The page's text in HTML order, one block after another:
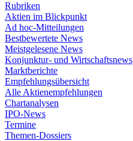
Rubriken
Aktien im Blickpunkt
Ad hoc-Mitteilungen
Bestbewertete News
Meistgelesene News
Konjunktur- und Wirtschaftsnews
Marktberichte
Empfehlungsübersicht
Alle Aktienempfehlungen
Chartanalysen
IPO-News
Termine
Themen-Dossiers